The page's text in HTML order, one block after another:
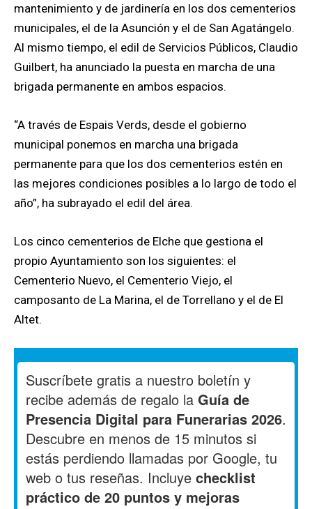
mantenimiento y de jardinería en los dos cementerios
municipales, el de la Asunción y el de San Agatángelo.
Al mismo tiempo, el edil de Servicios Públicos, Claudio
Guilbert, ha anunciado la puesta en marcha de una
brigada permanente en ambos espacios.
“A través de Espais Verds, desde el gobierno
municipal ponemos en marcha una brigada
permanente para que los dos cementerios estén en
las mejores condiciones posibles a lo largo de todo el
año”, ha subrayado el edil del área.
Los cinco cementerios de Elche que gestiona el
propio Ayuntamiento son los siguientes: el
Cementerio Nuevo, el Cementerio Viejo, el
camposanto de La Marina, el de Torrellano y el de El
Altet.